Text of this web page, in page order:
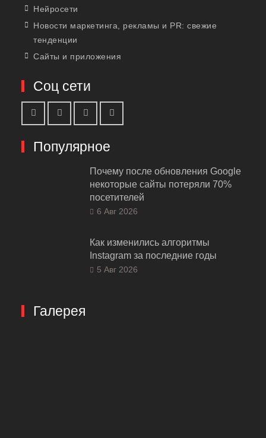
Нейросети
Новости маркетинга, рекламы и PR: свежие
тенденции
Сайты и приложения
Соц сети
Популярное
Почему после обновления Google
некоторые сайты потеряли 70%
посетителей
6 Авг 2026
Как изменились алгоритмы
Instagram за последние годы
5 Авг 2026
Галерея